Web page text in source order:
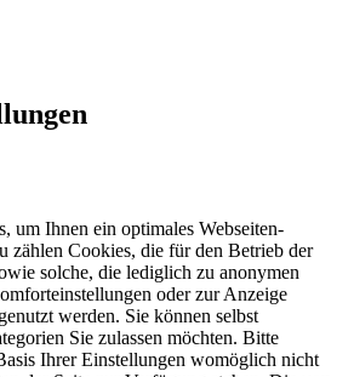
um Ihnen ein optimales Webseiten-
zählen Cookies, die für den Betrieb der
solche, die lediglich zu anonymen
oder zur Anzeige
werden. Sie können selbst
Sie zulassen möchten. Bitte
Ihrer Einstellungen womöglich nicht